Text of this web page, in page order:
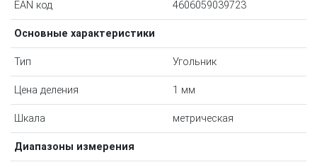
EAN код 4606059039723
Основные характеристики
Тип Угольник
Цена деления 1 мм
Шкала метрическая
Диапазоны измерения